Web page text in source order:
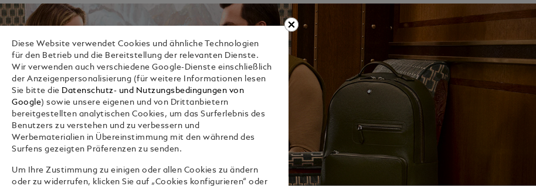
Diese Website verwendet Cookies und ähnliche Technologien
für den Betrieb und die Bereitstellung der relevanten Dienste.
Wir verwenden auch verschiedene Google-Dienste einschließlich
der Anzeigenpersonalisierung (für weitere Informationen lesen
Sie bitte die
Datenschutz- und Nutzungsbedingungen von
Google) sowie unsere eigenen und von Drittanbietern
bereitgestellten analytischen Cookies, um das Surferlebnis des
Benutzers zu verstehen und zu verbessern und
Werbematerialien in Übereinstimmung mit den während des
Surfens gezeigten Präferenzen zu senden.
Um Ihre Zustimmung zu einigen oder allen Cookies zu ändern
oder zu widerrufen, klicken Sie auf „Cookies konfigurieren“ oder